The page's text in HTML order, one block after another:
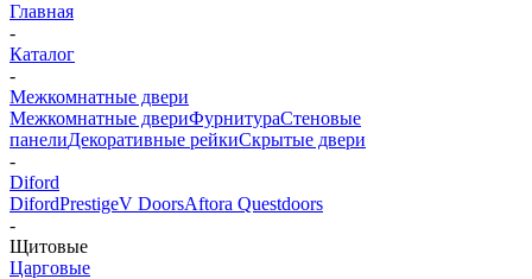
Главная
-
Каталог
-
Межкомнатные двери
Межкомнатные двериФурнитураСтеновые
панелиДекоративные рейкиСкрытые двери
-
Diford
DifordPrestigeV DoorsAftora Questdoors
-
Щитовые
Царговые